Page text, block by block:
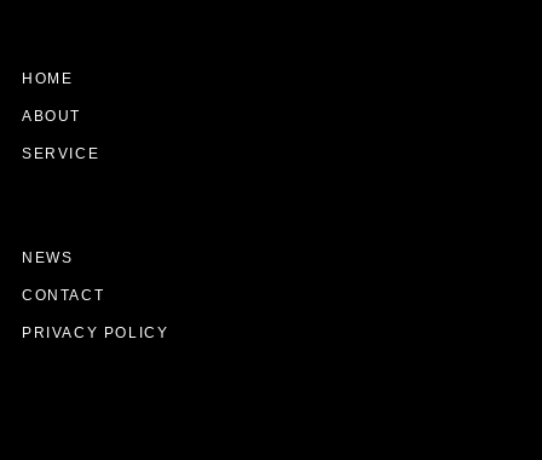
HOME
ABOUT
SERVICE
NEWS
CONTACT
PRIVACY POLICY